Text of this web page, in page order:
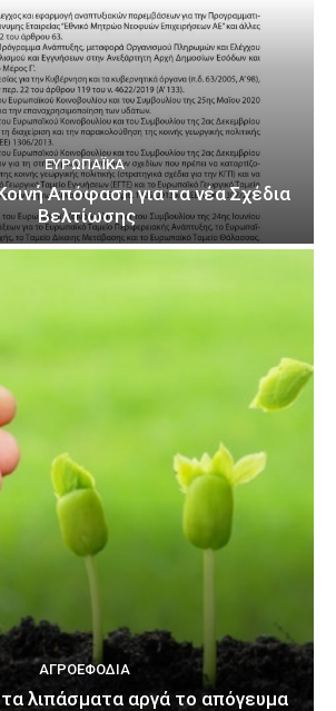
ΕΥΡΩΠΑΪΚΆ
Απόφαση για τα νέα Σχέδια
Βελτίωσης
ΑΓΡΟΕΦΌΔΙΑ
λιπάσματα αργά το απόγευμα